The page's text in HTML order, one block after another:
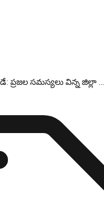
ప్రజల సమస్యలు విన్న జిల్లా …